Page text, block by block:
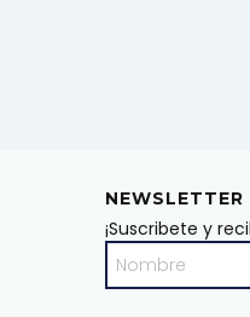
NEWSLETTER
¡Suscribete y